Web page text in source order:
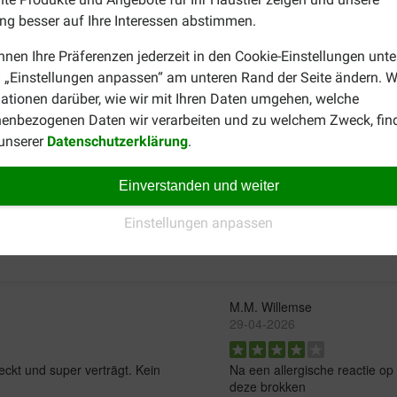
besser auf Ihre Interessen abstimmen.
Ihre Präferenzen jederzeit in den Cookie-Einstellungen
„Einstellungen anpassen“ am unteren Rand der Seite ändern.
darüber, wie wir mit Ihren Daten umgehen, welche
Daten wir verarbeiten und zu welchem Zweck,
Datenschutzerklärung.
Einverstanden und weiter
Einstellungen anpassen
290 - 345
Euro Premium Trockenfutter für Ihren Hund? Wir haben zum
Hundefutter einer anderen Marke? Stöbern Sie doch einfach
und super verträgt. Kein
M.M. Willemse
29-04-2026
Na een allergische reactie
deze brokken